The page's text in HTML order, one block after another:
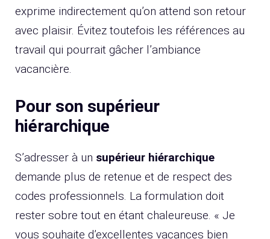
exprime indirectement qu’on attend son retour
avec plaisir. Évitez toutefois les références au
travail qui pourrait gâcher l’ambiance
vacancière.
Pour son supérieur
hiérarchique
S’adresser à un supérieur hiérarchique
demande plus de retenue et de respect des
codes professionnels. La formulation doit
rester sobre tout en étant chaleureuse. « Je
vous souhaite d’excellentes vacances bien